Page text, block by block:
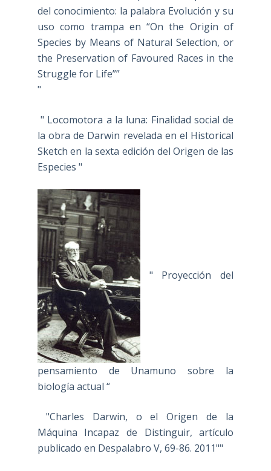
del conocimiento: la palabra Evolución y su
uso como trampa en “On the Origin of
Species by Means of Natural Selection, or
the Preservation of Favoured Races in the
Struggle for Life””
"
" Locomotora a la luna: Finalidad social de
la obra de Darwin revelada en el Historical
Sketch en la sexta edición del Origen de las
Especies "
" Proyección del
pensamiento de Unamuno sobre la
biología actual “
"Charles Darwin, o el Origen de la
Máquina Incapaz de Distinguir, artículo
publicado en Despalabro V, 69-86. 2011""